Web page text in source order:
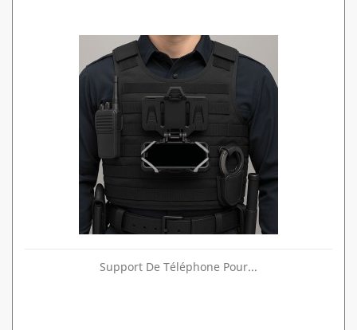
Support De Téléphone Pour...